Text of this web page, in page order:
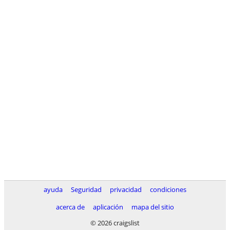
ayuda Seguridad privacidad
condiciones
acerca de
aplicación
mapa del sitio
© 2026 craigslist